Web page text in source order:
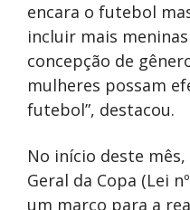
encara o futebol
incluir mais
concepção de
mulheres possam
futebol”, destacou.
No início deste
Geral da Copa (Lei
um marco para a